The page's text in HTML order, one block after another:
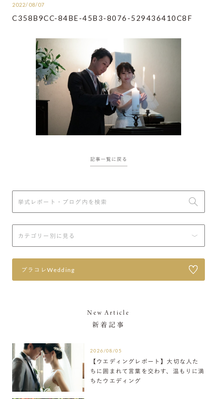
2022/08/07
C358B9CC-84BE-45B3-8076-529436410C8F
記事一覧に戻る
プラコレWedding
New Article
新着記事
2026/08/05
【ウエディングレポート】大切な人た
ちに囲まれて言葉を交わす、温もりに満
ちたウエディング